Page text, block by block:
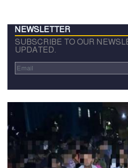
NEWSLETTER
SUBSCRIBE TO OUR
UPDATED.